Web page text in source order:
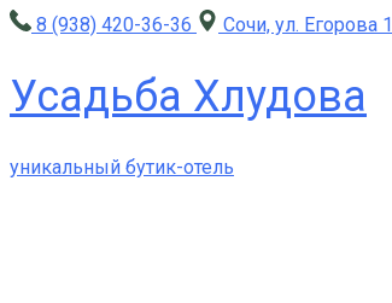
8 (938) 420-36-36 Сочи, ул. Егорова 1
Усадьба Хлудова
уникальный бутик-отель